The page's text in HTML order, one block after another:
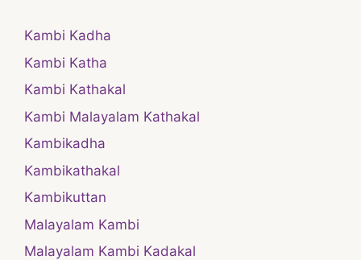
Kambi Kadha
Kambi Katha
Kambi Kathakal
Kambi Malayalam Kathakal
Kambikadha
Kambikathakal
Kambikuttan
Malayalam Kambi
Malayalam Kambi Kadakal